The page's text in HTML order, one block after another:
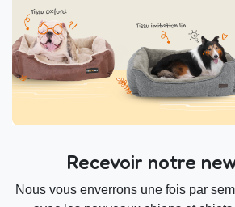
Recevoir notre
Nous vous enverrons une fois par